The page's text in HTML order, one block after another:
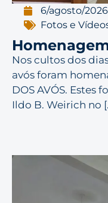
6/agosto/2026
Fotos e
Nos cultos dos
avós foram
DOS AVÓS. Estes
Ildo B. Weirich no